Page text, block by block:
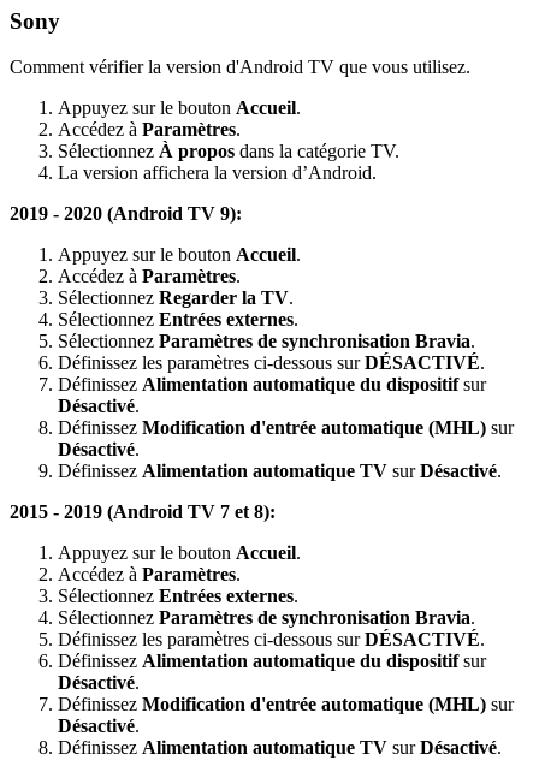
Sony
Comment vérifier la version d'Android TV que vous utilisez.
Appuyez sur le bouton Accueil.
Accédez à Paramètres.
Sélectionnez À propos dans la catégorie TV.
La version affichera la version d’Android.
2019 - 2020 (Android TV 9):
Appuyez sur le bouton Accueil.
Accédez à Paramètres.
Sélectionnez Regarder la TV.
Sélectionnez Entrées externes.
Sélectionnez Paramètres de synchronisation Bravia.
Définissez les paramètres ci-dessous surDÉSACTIVÉ.
Définissez Alimentation automatique du dispositifsur
Désactivé.
Définissez Modification d'entrée automatique (MHL) sur
Désactivé.
Définissez Alimentation automatique TV surDésactivé.
2015 - 2019 (Android TV 7 et 8):
Appuyez sur le bouton Accueil.
Accédez à Paramètres.
Sélectionnez Entrées externes.
Sélectionnez Paramètres de synchronisation Bravia.
Définissez les paramètres ci-dessous surDÉSACTIVÉ.
Définissez Alimentation automatique du dispositifsur
Désactivé.
Définissez Modification d'entrée automatique (MHL) sur
Désactivé.
Définissez Alimentation automatique TV surDésactivé.